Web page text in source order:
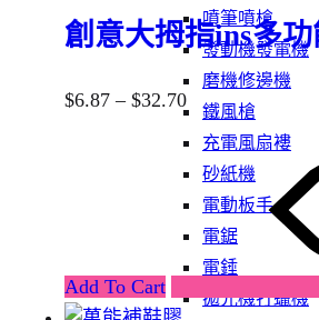
噴筆噴槍
發動機發電機
磨機修邊機
鐵風槍
充電風扇褸
砂紙機
電動板手
電鋸
電錘
拋光機打蠟機
創意大拇指ins多
$6.87 – $32.70
Add To Cart